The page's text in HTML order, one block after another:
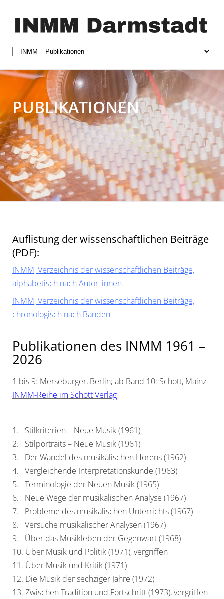
PUBLIKATIONEN
Auflistung der wissenschaftlichen Beiträge
(PDF):
INMM, Verzeichnis der wissenschaftlichen Beiträge,
alphabetisch nach Autor_innen
INMM, Verzeichnis der wissenschaftlichen Beiträge,
chronologisch nach Bänden
Publikationen des INMM 1961 –
2026
1 bis 9: Merseburger, Berlin; ab Band 10: Schott, Mainz
INMM-Reihe im Schott Verlag
1. Stilkriterien – Neue Musik (1961)
2. Stilportraits – Neue Musik (1961)
3. Der Wandel des musikalischen Hörens (1962)
4. Vergleichende Interpretationskunde (1963)
5. Terminologie der Neuen Musik (1965)
6. Neue Wege der musikalischen Analyse (1967)
7. Probleme des musikalischen Unterrichts (1967)
8. Versuche musikalischer Analysen (1967)
9. Über das Musikleben der Gegenwart (1968)
10. Über Musik und Politik (1971), vergriffen
11. Über Musik und Kritik (1971)
12. Die Musik der sechziger Jahre (1972)
13. Zwischen Tradition und Fortschritt (1973), vergriffen